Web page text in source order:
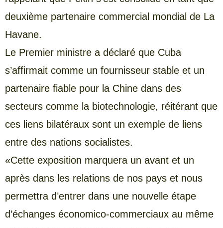
deuxième partenaire commercial mondial de La
Havane.
Le Premier ministre a déclaré que Cuba
s’affirmait comme un fournisseur stable et un
partenaire fiable pour la Chine dans des
secteurs comme la biotechnologie, réitérant que
ces liens bilatéraux sont un exemple de liens
entre des nations socialistes.
«Cette exposition marquera un avant et un
après dans les relations de nos pays et nous
permettra d’entrer dans une nouvelle étape
d’échanges économico-commerciaux au même